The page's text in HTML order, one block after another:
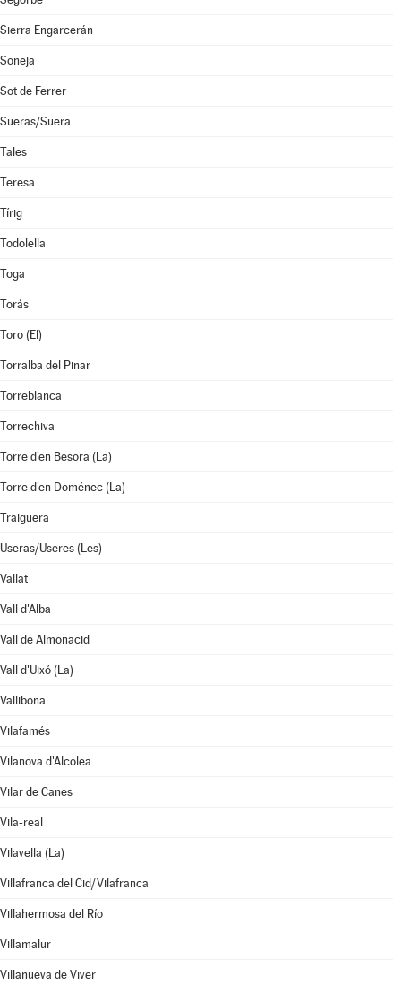
Sierra Engarcerán
Soneja
Sot de Ferrer
Sueras/Suera
Tales
Teresa
Tírig
Todolella
Toga
Torás
Toro (El)
Torralba del Pinar
Torreblanca
Torrechiva
Torre d'en Besora (La)
Torre d'en Doménec (La)
Traiguera
Useras/Useres (Les)
Vallat
Vall d'Alba
Vall de Almonacid
Vall d'Uixó (La)
Vallibona
Vilafamés
Vilanova d'Alcolea
Vilar de Canes
Vila-real
Vilavella (La)
Villafranca del Cid/Vilafranca
Villahermosa del Río
Villamalur
Villanueva de Viver